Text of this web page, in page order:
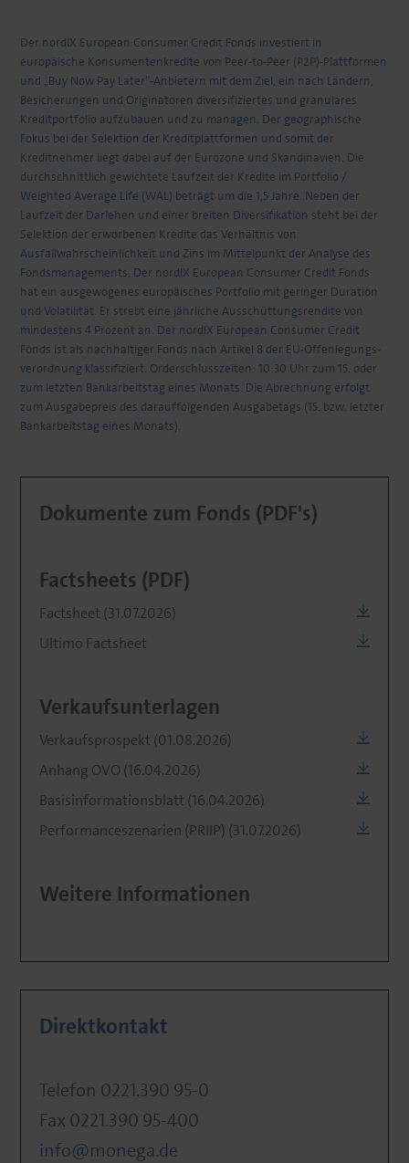
Der nordIX European Consumer Credit Fonds investiert in
europäische Konsumentenkredite von Peer-to-Peer (P2P)-Plattformen
und „Buy Now Pay Later“-Anbietern mit dem Ziel, ein nach Ländern,
Besicherungen und Originatoren diversifiziertes und granulares
Kreditportfolio aufzubauen und zu managen. Der geographische
Fokus bei der Selektion der Kreditplattformen und somit der
Kreditnehmer liegt dabei auf der Eurozone und Skandinavien. Die
durchschnittlich gewichtete Laufzeit der Kredite im Portfolio /
Weighted Average Life (WAL) beträgt um die 1,5 Jahre. Neben der
Laufzeit der Darlehen und einer breiten Diversifikation steht bei der
Selektion der erworbenen Kredite das Verhältnis von
Ausfallwahrscheinlichkeit und Zins im Mittelpunkt der Analyse des
Fondsmanagements. Der nordIX European Consumer Credit Fonds
hat ein ausgewogenes europäisches Portfolio mit geringer Duration
und Volatilität. Er strebt eine jährliche Ausschüttungsrendite von
mindestens 4 Prozent an. Der nordIX European Consumer Credit
Fonds ist als nachhaltiger Fonds nach Artikel 8 der EU-Offenlegungs-
verordnung klassifiziert. Orderschlusszeiten: 10:30 Uhr zum 15. oder
zum letzten Bankarbeitstag eines Monats. Die Abrechnung erfolgt
zum Ausgabepreis des darauffolgenden Ausgabetags (15. bzw. letzter
Bankarbeitstag eines Monats).
Dokumente zum Fonds (PDF's)
Factsheets (PDF)
Factsheet (31.07.2026)
Ultimo Factsheet
Verkaufsunterlagen
Verkaufsprospekt (01.08.2026)
Anhang OVO (16.04.2026)
Basisinformationsblatt (16.04.2026)
Performanceszenarien (PRIIP) (31.07.2026)
Weitere Informationen
Direktkontakt
Telefon 0221.390 95-0
Fax 0221.390 95-400
info@monega.de